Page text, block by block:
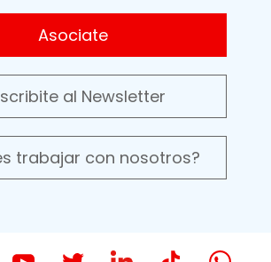
Asociate
al Newsletter
trabajar con nosotros?